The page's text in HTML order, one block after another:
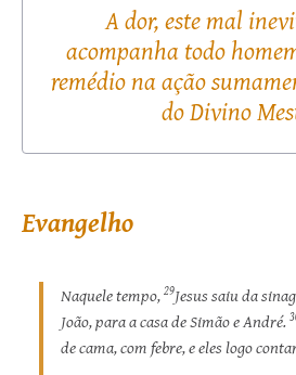
A dor, este mal
acompanha todo
remédio na ação
do Divino
Evangelho
Naquele tempo,29Jesus saiu da
João, para a casa de Simão e André.
de cama, com febre, e eles logo